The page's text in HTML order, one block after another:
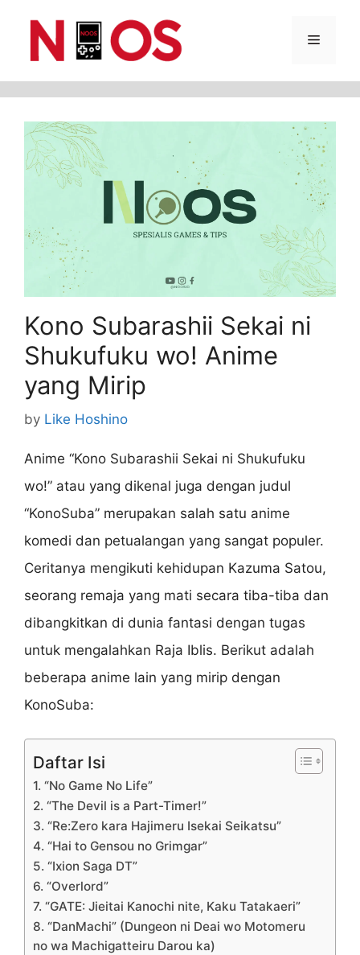
Menu
Kono Subarashii Sekai ni
Shukufuku wo! Anime
yang Mirip
by Like Hoshino
Anime “Kono Subarashii Sekai ni Shukufuku
wo!” atau yang dikenal juga dengan judul
“KonoSuba” merupakan salah satu anime
komedi dan petualangan yang sangat populer.
Ceritanya mengikuti kehidupan Kazuma Satou,
seorang remaja yang mati secara tiba-tiba dan
dibangkitkan di dunia fantasi dengan tugas
untuk mengalahkan Raja Iblis. Berikut adalah
beberapa anime lain yang mirip dengan
KonoSuba:
Daftar Isi
1. “No Game No Life”
2. “The Devil is a Part-Timer!”
3. “Re:Zero kara Hajimeru Isekai Seikatsu”
4. “Hai to Gensou no Grimgar”
5. “Ixion Saga DT”
6. “Overlord”
7. “GATE: Jieitai Kanochi nite, Kaku Tatakaeri”
8. “DanMachi” (Dungeon ni Deai wo Motomeru
no wa Machigatteiru Darou ka)